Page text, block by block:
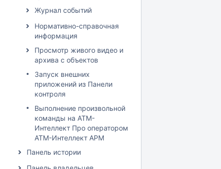
Журнал событий
Нормативно-справочная
информация
Просмотр живого видео и
архива с объектов
Запуск внешних
приложений из Панели
контроля
Выполнение произвольной
команды на АТМ-
Интеллект Про оператором
АТМ-Интеллект АРМ
Панель истории